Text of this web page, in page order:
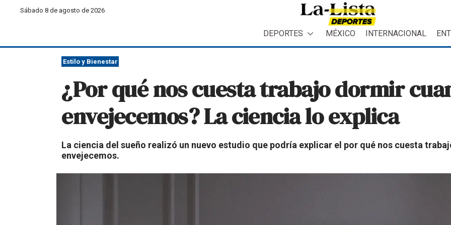
Sábado 8 de agosto de 2026
DEPORTES MÉXICO INTERNACIONAL
Estilo y Bienestar
¿Por qué nos cuesta trabajo dormir
envejecemos? La ciencia lo explica
La ciencia del sueño realizó un nuevo estudio que podría explicar el por qué nos cuesta
envejecemos.